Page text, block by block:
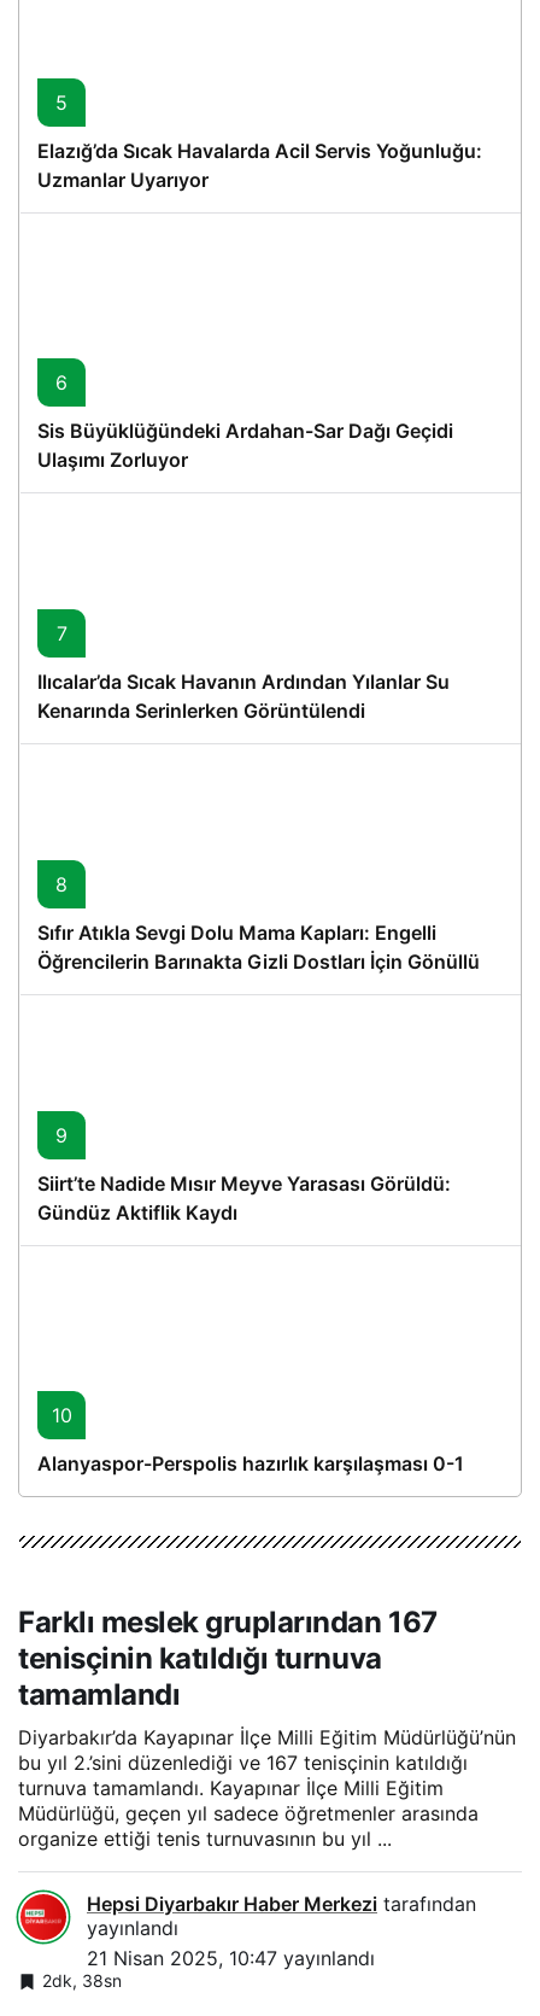
5
Elazığ’da Sıcak Havalarda Acil Servis Yoğunluğu:
Uzmanlar Uyarıyor
6
Sis Büyüklüğündeki Ardahan-Sar Dağı Geçidi
Ulaşımı Zorluyor
7
Ilıcalar’da Sıcak Havanın Ardından Yılanlar Su
Kenarında Serinlerken Görüntülendi
8
Sıfır Atıkla Sevgi Dolu Mama Kapları: Engelli
Öğrencilerin Barınakta Gizli Dostları İçin Gönüllü
Proje
9
Siirt’te Nadide Mısır Meyve Yarasası Görüldü:
Gündüz Aktiflik Kaydı
10
Alanyaspor-Perspolis hazırlık karşılaşması 0-1
Farklı meslek gruplarından 167
tenisçinin katıldığı turnuva
tamamlandı
Diyarbakır’da Kayapınar İlçe Milli Eğitim Müdürlüğü’nün
bu yıl 2.’sini düzenlediği ve 167 tenisçinin katıldığı
turnuva tamamlandı. Kayapınar İlçe Milli Eğitim
Müdürlüğü, geçen yıl sadece öğretmenler arasında
organize ettiği tenis turnuvasının bu yıl ...
Hepsi Diyarbakır Haber Merkezi tarafından
yayınlandı
21 Nisan 2025, 10:47 yayınlandı
2dk, 38sn